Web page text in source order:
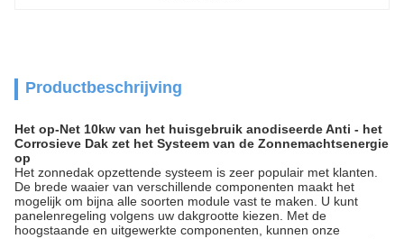
Productbeschrijving
Het op-Net 10kw van het huisgebruik anodiseerde Anti - het
Corrosieve Dak zet het Systeem van de Zonnemachtsenergie
op
Het zonnedak opzettende systeem is zeer populair met klanten.
De brede waaier van verschillende componenten maakt het
mogelijk om bijna alle soorten module vast te maken. U kunt
panelenregeling volgens uw dakgrootte kiezen. Met de
hoogstaande en uitgewerkte componenten, kunnen onze